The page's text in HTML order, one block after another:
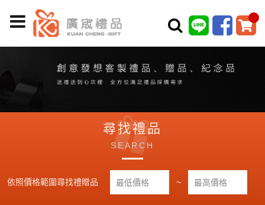
尋找禮品
SEARCH
依照價格範圍尋找禮贈品 ~